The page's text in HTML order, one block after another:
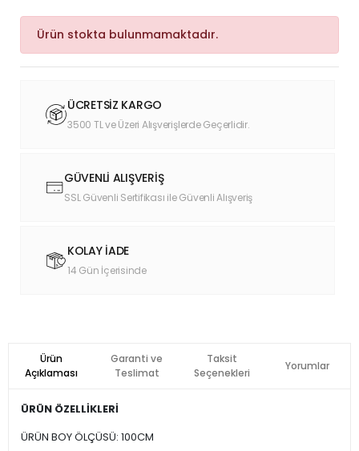
Ürün stokta bulunmamaktadır.
ÜCRETSİZ KARGO
3500 TL ve Üzeri Alışverişlerde Geçerlidir.
GÜVENLİ ALIŞVERİŞ
SSL Güvenli Sertifikası ile Güvenli Alışveriş
KOLAY İADE
14 Gün İçerisinde
Ürün
Açıklaması
Garanti ve
Teslimat
Taksit
Seçenekleri
Yorumlar
ÜRÜN ÖZELLİKLERİ
ÜRÜN BOY ÖLÇÜSÜ: 100CM